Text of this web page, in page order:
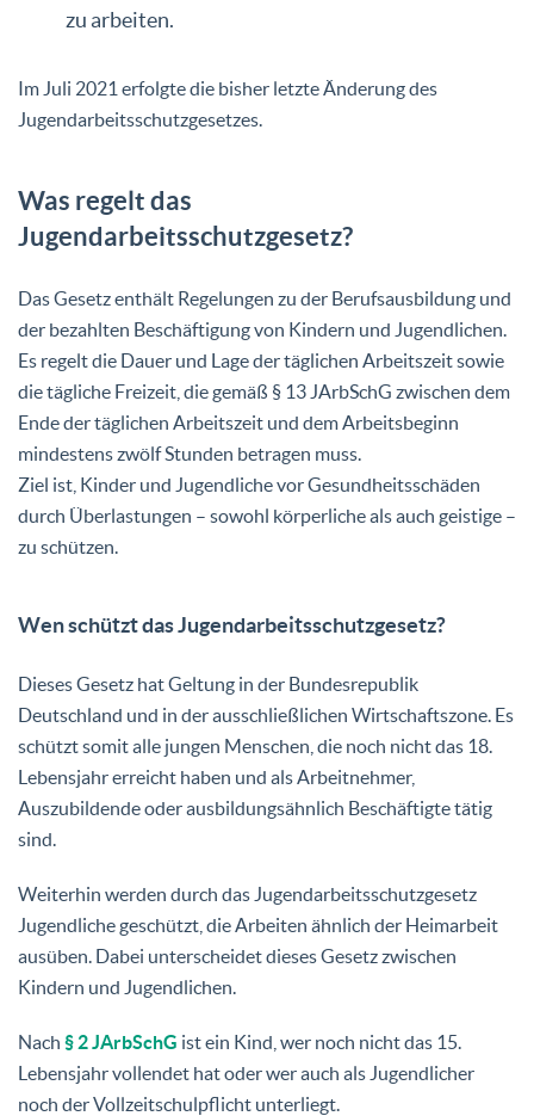
zu arbeiten.
Im Juli 2021 erfolgte die bisher letzte Änderung des
Jugendarbeitsschutzgesetzes.
Was regelt das
Jugendarbeitsschutzgesetz?
Das Gesetz enthält Regelungen zu der Berufsausbildung und
der bezahlten Beschäftigung von Kindern und Jugendlichen.
Es regelt die Dauer und Lage der täglichen Arbeitszeit sowie
die tägliche Freizeit, die gemäß § 13 JArbSchG zwischen dem
Ende der täglichen Arbeitszeit und dem Arbeitsbeginn
mindestens zwölf Stunden betragen muss.
Ziel ist, Kinder und Jugendliche vor Gesundheitsschäden
durch Überlastungen – sowohl körperliche als auch geistige –
zu schützen.
Wen schützt das Jugendarbeitsschutzgesetz?
Dieses Gesetz hat Geltung in der Bundesrepublik
Deutschland und in der ausschließlichen Wirtschaftszone. Es
schützt somit alle jungen Menschen, die noch nicht das 18.
Lebensjahr erreicht haben und als Arbeitnehmer,
Auszubildende oder ausbildungsähnlich Beschäftigte tätig
sind.
Weiterhin werden durch das Jugendarbeitsschutzgesetz
Jugendliche geschützt, die Arbeiten ähnlich der Heimarbeit
ausüben. Dabei unterscheidet dieses Gesetz zwischen
Kindern und Jugendlichen.
Nach § 2 JArbSchG ist ein Kind, wer noch nicht das 15.
Lebensjahr vollendet hat oder wer auch als Jugendlicher
noch der Vollzeitschulpflicht unterliegt.